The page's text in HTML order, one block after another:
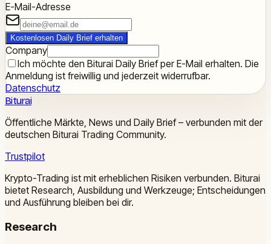
E-Mail-Adresse
Kostenlosen Daily Brief erhalten
Company
Ich möchte den Biturai Daily Brief per E-Mail erhalten. Die
Anmeldung ist freiwillig und jederzeit widerrufbar.
Datenschutz
Biturai
Öffentliche Märkte, News und Daily Brief – verbunden mit der
deutschen Biturai Trading Community.
Trustpilot
Krypto-Trading ist mit erheblichen Risiken verbunden. Biturai
bietet Research, Ausbildung und Werkzeuge; Entscheidungen
und Ausführung bleiben bei dir.
Research